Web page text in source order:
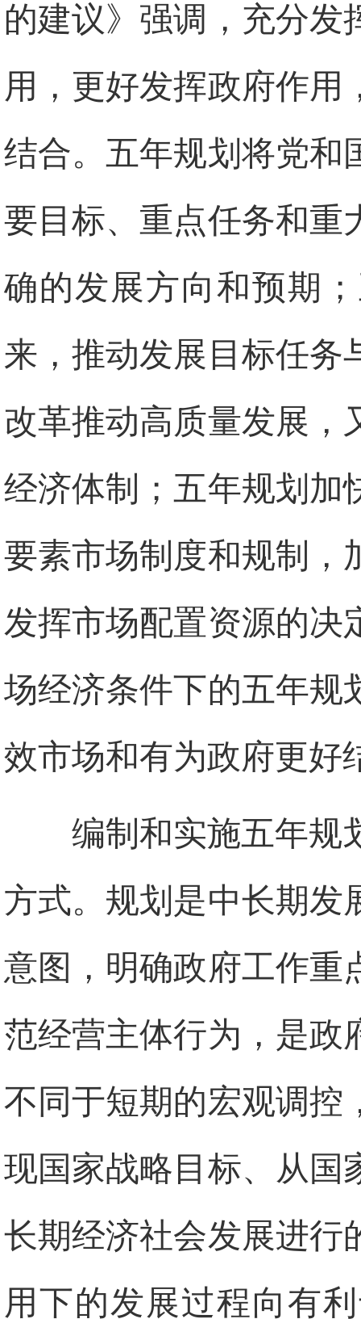
的建议》强调，充分发
用，更好发挥政府作用
结合。五年规划将党和
要目标、重点任务和重
确的发展方向和预期
来，推动发展目标任务
改革推动高质量发展，
经济体制；五年规划加
要素市场制度和规制，
发挥市场配置资源的决
场经济条件下的五年规
效市场和有为政府更好
编制和实施五年规
方式。规划是中长期发
意图，明确政府工作重
范经营主体行为，是政
不同于短期的宏观调控
现国家战略目标、从国
长期经济社会发展进行
用下的发展过程向有